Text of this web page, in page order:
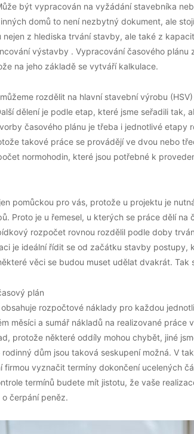
být vypracován na vyžádání stavebníka
domů to není nezbytný dokument, ale
z hlediska trvání stavby, ale také z
výstavby . Vypracování časového plánu
na jeho základě se vytváří kalkulace.
rozdělit na hlavní stavební výrobu
dělení je podle etap, které jsme seřadili tak,
časového plánu je třeba i jednotlivé etapy
takové práce se provádějí ve dvou nebo
normohodin, které jsou potřebné k
pomůckou pro vás, protože u projektu je
Proto je u řemesel, u kterých se práce dělí
rozpočet rovnou rozdělil podle doby
je ideální řídit se od začátku stavby postupy,
věci se budou muset udělat dvakrát.
plán
rozpočtové náklady pro každou
měsíci a sumář nákladů na realizované práce
protože některé oddíly mohou chybět, jiné
dům jsou taková seskupení možná. V
firmou vyznačit termíny dokončení ucelených
termínů budete mít jistotu, že vaše
čerpání peněz.